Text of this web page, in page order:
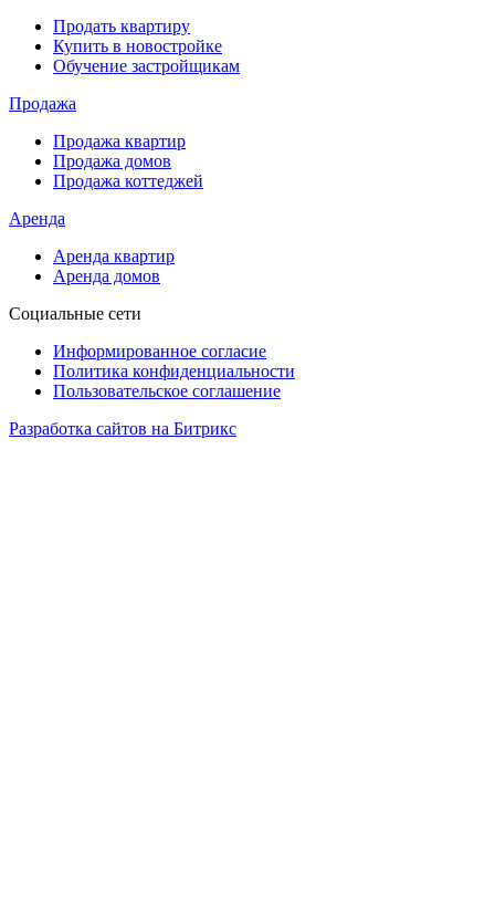
Продать квартиру
Купить в новостройке
Обучение застройщикам
Продажа
Продажа квартир
Продажа домов
Продажа коттеджей
Аренда
Аренда квартир
Аренда домов
Социальные сети
Информированное согласие
Политика конфиденциальности
Пользовательское соглашение
Разработка сайтов на Битрикс